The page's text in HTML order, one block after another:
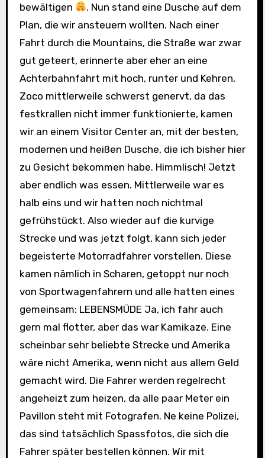
bewältigen
. Nun stand eine Dusche auf dem
Plan, die wir ansteuern wollten. Nach einer
Fahrt durch die Mountains, die Straße war zwar
gut geteert, erinnerte aber eher an eine
Achterbahnfahrt mit hoch, runter und Kehren,
Zoco mittlerweile schwerst genervt, da das
festkrallen nicht immer funktionierte, kamen
wir an einem Visitor Center an, mit der besten,
modernen und heißen Dusche, die ich bisher hier
zu Gesicht bekommen habe. Himmlisch! Jetzt
aber endlich was essen. Mittlerweile war es
halb eins und wir hatten noch nichtmal
gefrühstückt. Also wieder auf die kurvige
Strecke und was jetzt folgt, kann sich jeder
begeisterte Motorradfahrer vorstellen. Diese
kamen nämlich in Scharen, getoppt nur noch
von Sportwagenfahrern und alle hatten eines
gemeinsam: LEBENSMÜDE Ja, ich fahr auch
gern mal flotter, aber das war Kamikaze. Eine
scheinbar sehr beliebte Strecke und Amerika
wäre nicht Amerika, wenn nicht aus allem Geld
gemacht wird. Die Fahrer werden regelrecht
angeheizt zum heizen, da alle paar Meter ein
Pavillon steht mit Fotografen. Ne keine Polizei,
das sind tatsächlich Spassfotos, die sich die
Fahrer später bestellen können. Wir mit